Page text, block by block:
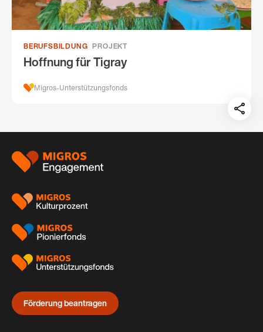
BERUFSBILDUNG PROJEKT
Hoffnung für Tigray
Migros-Unterstützungsfonds
auf:
Footer
Förderung beantragen